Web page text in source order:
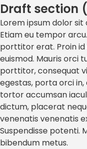
Draft section
Lorem ipsum dolor
Etiam eu tempor
porttitor erat. Proin
euismod. Mauris orci
porttitor, consequat
egestas, porta orci
tortor accumsan
dictum, placerat
venenatis venenatis
Suspendisse potenti.
bibendum metus.